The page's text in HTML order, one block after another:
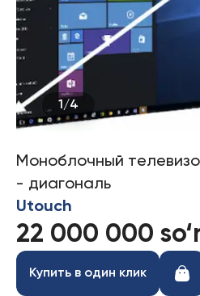
1 /4
Моноблочный
- диагональ
Utouch
22 000 000
Купить в один клик